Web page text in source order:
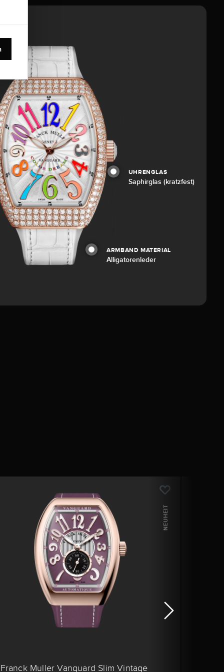
UHRENGLAS
Saphirglas (kratzfest)
ARMBAND MATERIAL
Alligatorenleder
NEUHEIT
Franck Muller Vanguard Slim Vintage